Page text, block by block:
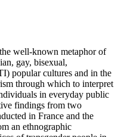
well-known metaphor of
gay, bisexual,
popular cultures and in the
through which to interpret
in everyday public
findings from two
in France and the
an ethnographic